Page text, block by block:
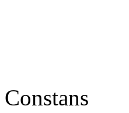
Constans